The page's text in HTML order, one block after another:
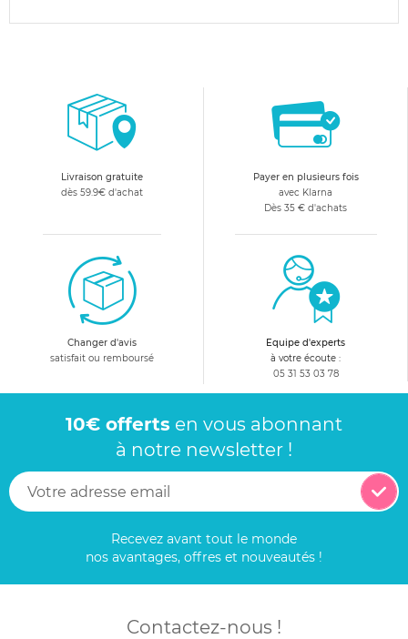
Livraison gratuite
dès 59.9€ d'achat
Payer en plusieurs fois
avec Klarna
Dès 35 € d'achats
Changer d'avis
satisfait ou remboursé
Equipe d'experts
à votre écoute :
05 31 53 03 78
10€ offerts en vous abonnant
à notre newsletter !
Recevez avant tout le monde
nos avantages, offres et nouveautés !
Contactez-nous !